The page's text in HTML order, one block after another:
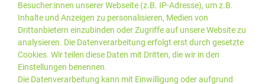
Besucher:innen unserer Webseite (z.B. IP-Adresse), um z.B.
Inhalte und Anzeigen zu personalisieren, Medien von
Drittanbietern einzubinden oder Zugriffe auf unsere Website zu
analysieren. Die Datenverarbeitung erfolgt erst durch gesetzte
Cookies. Wir teilen diese Daten mit Dritten, die wir in den
Einstellungen benennen.
Die Datenverarbeitung kann mit Einwilligung oder aufgrund